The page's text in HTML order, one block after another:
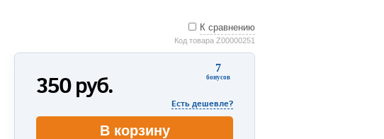
К сравнению
Код товара Z00000251
7
бонусов
350руб.
Есть дешевле?
В корзину